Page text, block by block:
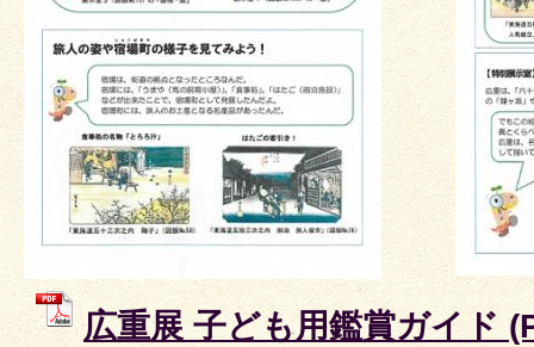
広重展 子ども用鑑賞ガイド